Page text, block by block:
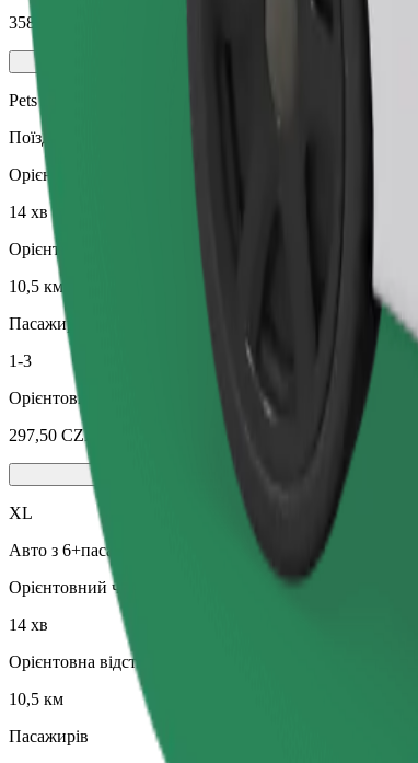
358,70 CZK
Pets
Поїздки з улюбленцем. Собаки мають бути в
Орієнтовний час поїздки
14 хв
Орієнтовна відстань
10,5 км
Пасажирів
1-3
Орієнтовна вартість
297,50 CZK
XL
Авто з 6+пасажирськими сидіннями
Орієнтовний час поїздки
14 хв
Орієнтовна відстань
10,5 км
Пасажирів